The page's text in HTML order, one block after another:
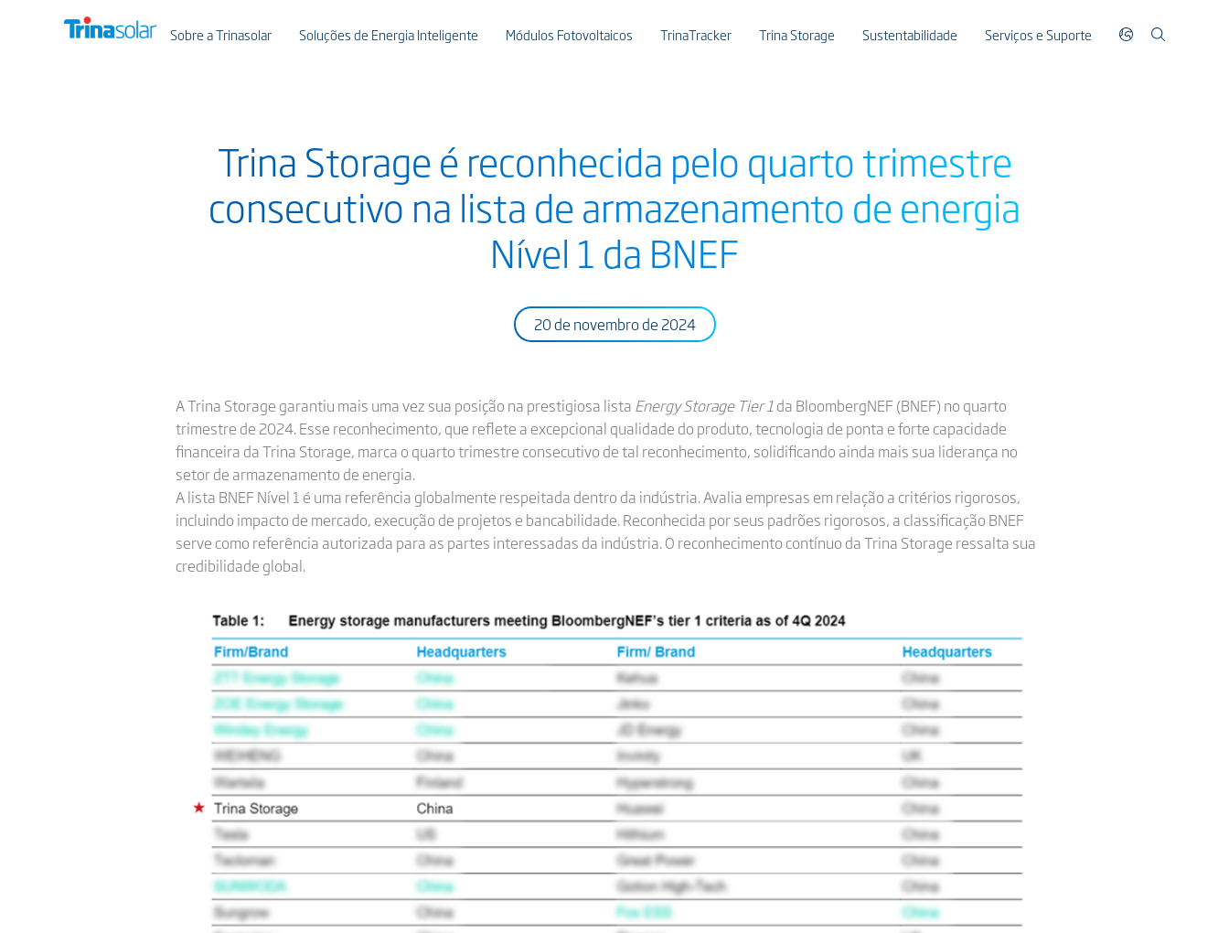
Sobre a Trinasolar Soluções de Energia Inteligente Módulos Fotovoltaicos TrinaTracker Trina Storage Sustentabilidade Serviços e Suporte
Trina Storage é reconhecida pelo quarto trimestre
consecutivo na lista de armazenamento de energia
Nível 1 da BNEF
20 de novembro de 2024
A Trina Storage garantiu mais uma vez sua posição na prestigiosa lista Energy Storage Tier 1da BloombergNEF (BNEF) no quarto
trimestre de 2024. Esse reconhecimento, que reflete a excepcional qualidade do produto, tecnologia de ponta e forte capacidade
financeira da Trina Storage, marca o quarto trimestre consecutivo de tal reconhecimento, solidificando ainda mais sua liderança no
setor de armazenamento de energia.
A lista BNEF Nível 1 é uma referência globalmente respeitada dentro da indústria. Avalia empresas em relação a critérios rigorosos,
incluindo impacto de mercado, execução de projetos e bancabilidade. Reconhecida por seus padrões rigorosos, a classificação BNEF
serve como referência autorizada para as partes interessadas da indústria. O reconhecimento contínuo da Trina Storage ressalta sua
credibilidade global.